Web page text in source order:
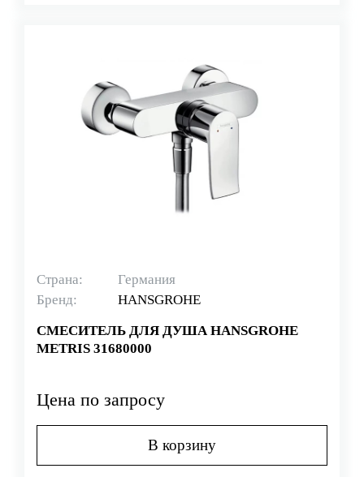
Страна:
Германия
Бренд:
HANSGROHE
СМЕСИТЕЛЬ ДЛЯ ДУША HANSGROHE
METRIS 31680000
Цена по запросу
В корзину